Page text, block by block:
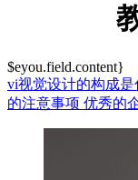
$eyou.field.content}
vi视觉设计的构成是
的注意事项 优秀的